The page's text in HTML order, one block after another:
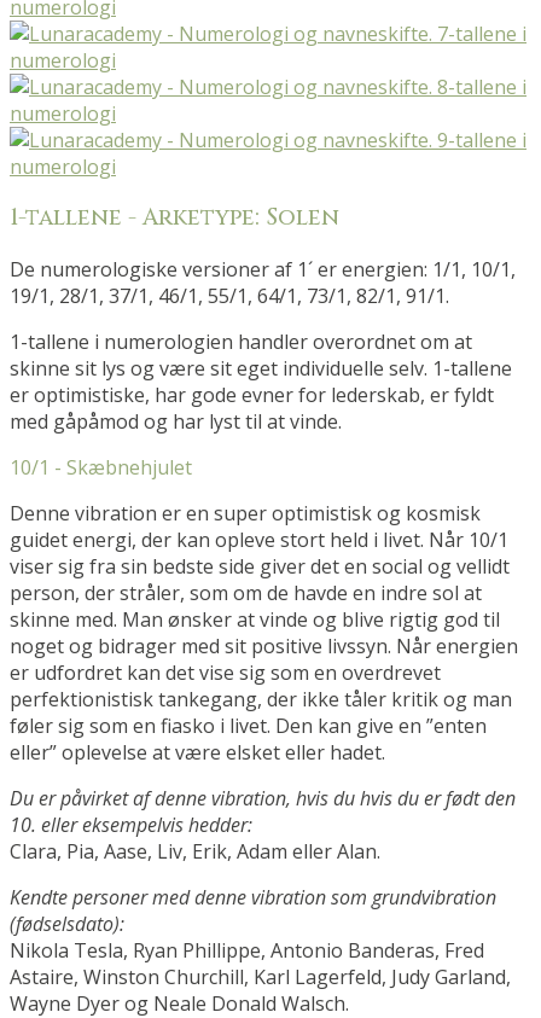
1-tallene - Arketype: Solen
De numerologiske versioner af 1´ er energien: 1/1, 10/1,
19/1, 28/1, 37/1, 46/1, 55/1, 64/1, 73/1, 82/1, 91/1.
1-tallene i numerologien handler overordnet om at
skinne sit lys og være sit eget individuelle selv. 1-tallene
er optimistiske, har gode evner for lederskab, er fyldt
med gåpåmod og har lyst til at vinde.
10/1 - Skæbnehjulet
Denne vibration er en super optimistisk og kosmisk
guidet energi, der kan opleve stort held i livet. Når 10/1
viser sig fra sin bedste side giver det en social og vellidt
person, der stråler, som om de havde en indre sol at
skinne med. Man ønsker at vinde og blive rigtig god til
noget og bidrager med sit positive livssyn. Når energien
er udfordret kan det vise sig som en overdrevet
perfektionistisk tankegang, der ikke tåler kritik og man
føler sig som en fiasko i livet. Den kan give en ”enten
eller” oplevelse at være elsket eller hadet.
Du er påvirket af denne vibration, hvis du hvis du er født den
10. eller eksempelvis hedder:
Clara, Pia, Aase, Liv, Erik, Adam eller Alan.
Kendte personer med denne vibration som grundvibration
(fødselsdato):
Nikola Tesla, Ryan Phillippe, Antonio Banderas, Fred
Astaire, Winston Churchill, Karl Lagerfeld, Judy Garland,
Wayne Dyer og Neale Donald Walsch.